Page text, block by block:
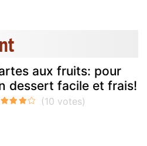
aux fruits: pour
dessert facile et frais!